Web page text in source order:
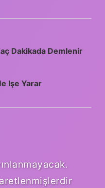
Dakikada Demlenir
Işe Yarar